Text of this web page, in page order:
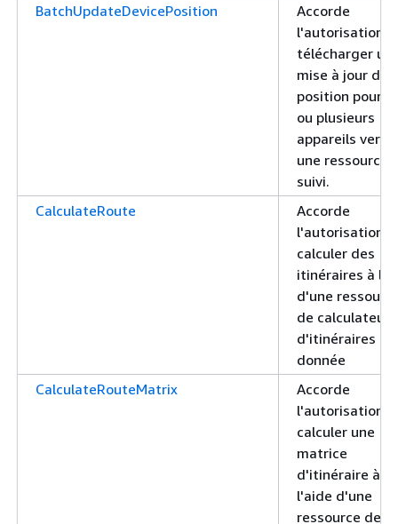
BatchUpdateDevicePosition
Accorde
l'autorisation
télécharger
mise à jour de
position pour
ou plusieurs
appareils vers
une ressource
suivi.
CalculateRoute
Accorde
l'autorisation
calculer des
itinéraires à
d'une
de calculateur
d'itinéraires
donnée
CalculateRouteMatrix
Accorde
l'autorisation
calculer une
matrice
d'itinéraire à
l'aide d'une
ressource de